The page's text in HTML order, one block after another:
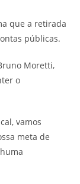
que a retirada
públicas.
Moretti,
o
vamos
meta de